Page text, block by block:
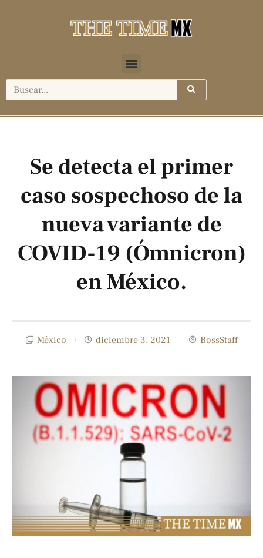
Se detecta el primer
caso sospechoso de la
nueva variante de
COVID-19 (Ómnicron)
en México.
México diciembre 3, 2021 BossStaff